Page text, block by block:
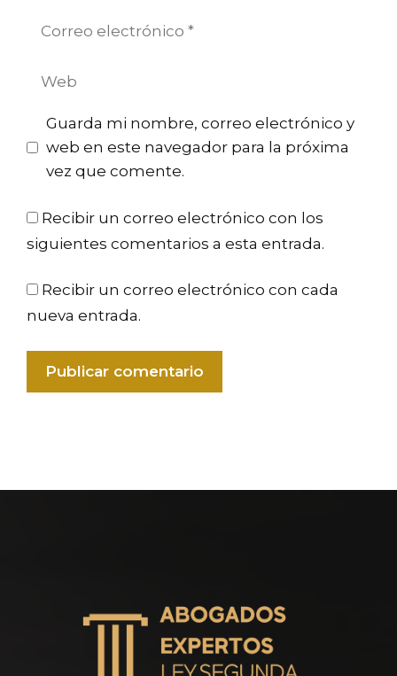
Correo
Web
Guarda mi nombre, correo electrónico y
web en este navegador para la próxima
vez que comente.
Recibir un correo electrónico con los
siguientes comentarios a esta entrada.
Recibir un correo electrónico con cada
nueva entrada.